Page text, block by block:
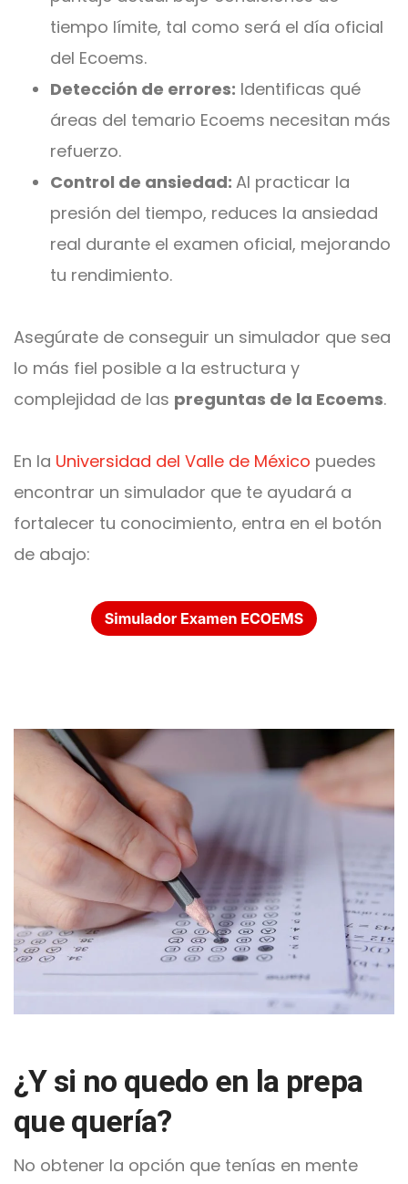
tiempo límite, tal como será el día oficial
del Ecoems.
Detección de errores: Identificas qué
áreas del temario Ecoems necesitan más
refuerzo.
Control de ansiedad: Al practicar la
presión del tiempo, reduces la ansiedad
real durante el examen oficial, mejorando
tu rendimiento.
Asegúrate de conseguir un simulador que sea
lo más fiel posible a la estructura y
complejidad de las preguntas de la Ecoems.
En la Universidad del Valle de México puedes
encontrar un simulador que te ayudará a
fortalecer tu conocimiento, entra en el botón
de abajo:
¿Y si no quedo en la prepa
que quería?
No obtener la opción que tenías en mente